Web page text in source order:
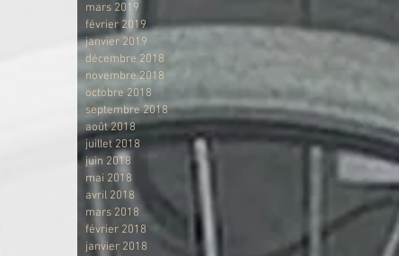
mars 2019
février 2019
janvier 2019
décembre 2018
novembre 2018
octobre 2018
septembre 2018
août 2018
juillet 2018
juin 2018
mai 2018
avril 2018
mars 2018
février 2018
janvier 2018